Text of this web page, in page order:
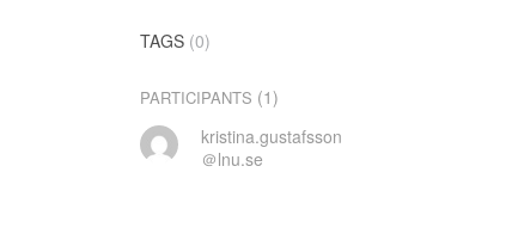
TAGS (0)
PARTICIPANTS (1)
kristina.gustafsson
＠lnu.se